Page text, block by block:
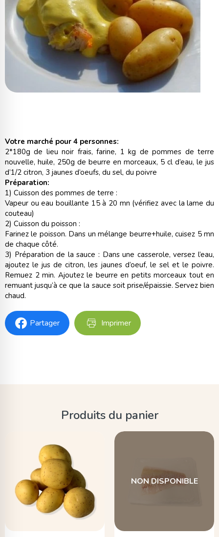
Votre marché pour 4 personnes:
2*180g de lieu noir frais, farine, 1 kg de pommes de terre
nouvelle, huile, 250g de beurre en morceaux, 5 cl d’eau, le jus
d’1/2 citron, 3 jaunes d’oeufs, du sel, du poivre
Préparation:
1) Cuisson des pommes de terre :
Vapeur ou eau bouillante 15 à 20 mn (vérifiez avec la lame du
couteau)
2) Cuisson du poisson :
Farinez le poisson. Dans un mélange beurre+huile, cuisez 5 mn
de chaque côté.
3) Préparation de la sauce : Dans une casserole, versez l’eau,
ajoutez le jus de citron, les jaunes d’oeuf, le sel et le poivre.
Remuez 2 min. Ajoutez le beurre en petits morceaux tout en
remuant jusqu’à ce que la sauce soit prise/épaissie. Servez bien
chaud.
Partager Imprimer
Produits du panier
NON DISPONIBLE